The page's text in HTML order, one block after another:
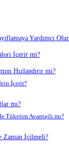
Yardımcı
İçerir mi?
Hızlandırır mı?
İçerir?
mı?
Tüketim Avantajlı mı?
Zaman İçilmeli?